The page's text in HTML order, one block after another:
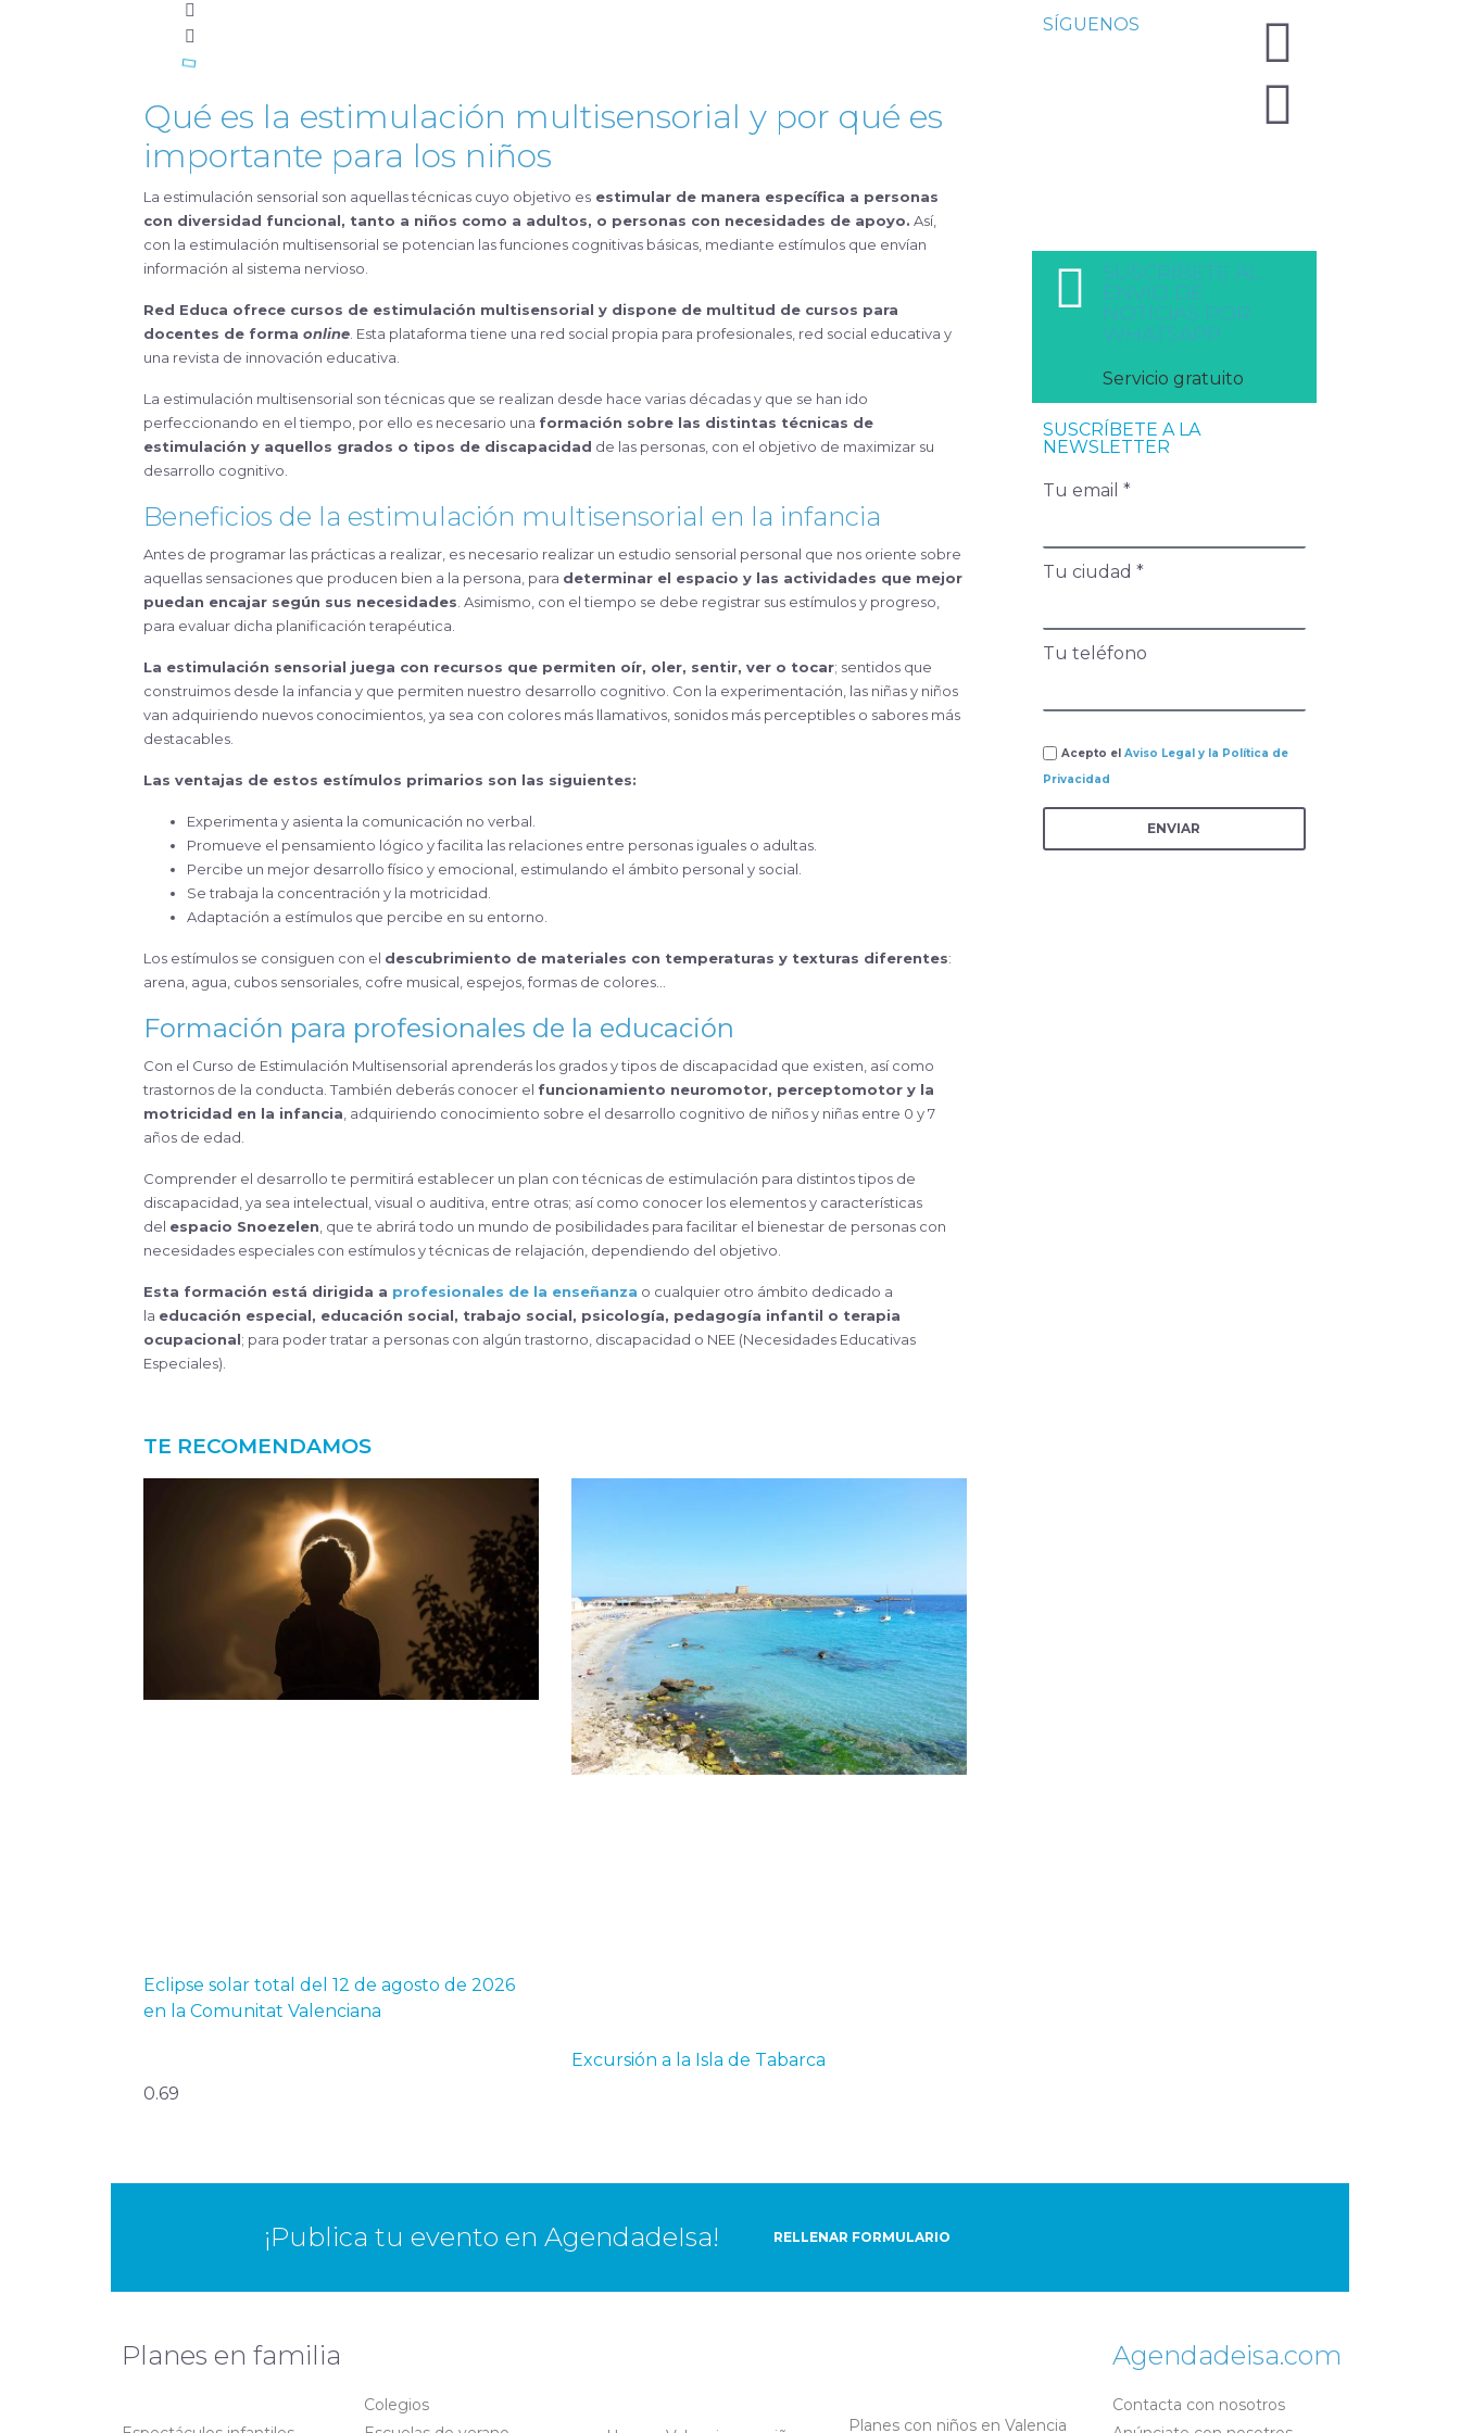
Qué es la estimulación multisensorial y por qué es
importante para los niños
La estimulación sensorial son aquellas técnicas cuyo objetivo es estimular de manera específica a personas
con diversidad funcional, tanto a niños como a adultos, o personas con necesidades de apoyo. Así,
con la estimulación multisensorial se potencian las funciones cognitivas básicas, mediante estímulos que envían
información al sistema nervioso.
Red Educa ofrece cursos de estimulación multisensorial y dispone de multitud de cursos para
docentes de forma online . Esta plataforma tiene una red social propia para profesionales, red social educativa y
una revista de innovación educativa.
La estimulación multisensorial son técnicas que se realizan desde hace varias décadas y que se han ido
perfeccionando en el tiempo, por ello es necesario una formación sobre las distintas técnicas de
estimulación y aquellos grados o tipos de discapacidad de las personas, con el objetivo de maximizar su
desarrollo cognitivo.
Beneficios de la estimulación multisensorial en la infancia
Antes de programar las prácticas a realizar, es necesario realizar un estudio sensorial personal que nos oriente sobre
aquellas sensaciones que producen bien a la persona, para determinar el espacio y las actividades que mejor
puedan encajar según sus necesidades . Asimismo, con el tiempo se debe registrar sus estímulos y progreso,
para evaluar dicha planificación terapéutica.
La estimulación sensorial juega con recursos que permiten oír, oler, sentir, ver o tocar; sentidos que
construimos desde la infancia y que permiten nuestro desarrollo cognitivo. Con la experimentación, las niñas y niños
van adquiriendo nuevos conocimientos, ya sea con colores más llamativos, sonidos más perceptibles o sabores más
destacables.
Las ventajas de estos estímulos primarios son las siguientes:
Experimenta y asienta la comunicación no verbal.
Promueve el pensamiento lógico y facilita las relaciones entre personas iguales o adultas.
Percibe un mejor desarrollo físico y emocional, estimulando el ámbito personal y social.
Se trabaja la concentración y la motricidad.
Adaptación a estímulos que percibe en su entorno.
Los estímulos se consiguen con el descubrimiento de materiales con temperaturas y texturas diferentes:
arena, agua, cubos sensoriales, cofre musical, espejos, formas de colores…
Formación para profesionales de la educación
Con el Curso de Estimulación Multisensorial aprenderás los grados y tipos de discapacidad que existen, así como
trastornos de la conducta. También deberás conocer el funcionamiento neuromotor, perceptomotor y la
motricidad en la infancia , adquiriendo conocimiento sobre el desarrollo cognitivo de niños y niñas entre 0 y 7
años de edad.
Comprender el desarrollo te permitirá establecer un plan con técnicas de estimulación para distintos tipos de
discapacidad, ya sea intelectual, visual o auditiva, entre otras; así como conocer los elementos y características
del espacio Snoezelen , que te abrirá todo un mundo de posibilidades para facilitar el bienestar de personas con
necesidades especiales con estímulos y técnicas de relajación, dependiendo del objetivo.
Esta formación está dirigida a profesionales de la enseñanza o cualquier otro ámbito dedicado a
la educación especial, educación social, trabajo social, psicología, pedagogía infantil o terapia
ocupacional; para poder tratar a personas con algún trastorno, discapacidad o NEE (Necesidades Educativas
Especiales).
TE RECOMENDAMOS
Eclipse solar total del 12 de agosto de 2026
en la Comunitat Valenciana
Excursión a la Isla de Tabarca
SÍGUENOS
SUSCRÍBETE AL
ENVÍO DE
NOTICIAS POR
WHATSAPP
Servicio gratuito
SUSCRÍBETE A LA
NEWSLETTER
Tu email *
Tu ciudad *
Tu teléfono
Acepto el Aviso Legal y la Política de
Privacidad
ENVIAR
¡Publica tu evento en AgendadeIsa! RELLENAR FORMULARIO
Planes en familia
Colegios
Planes con niños en Valencia
Agendadeisa.com
Contacta con nosotros